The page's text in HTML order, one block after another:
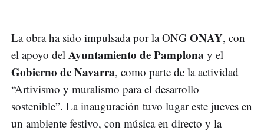
La obra ha sido impulsada por la ONG ONAY, con
el apoyo del Ayuntamiento de Pamplona y el
Gobierno de Navarra, como parte de la actividad
“Artivismo y muralismo para el desarrollo
sostenible”. La inauguración tuvo lugar este jueves en
un ambiente festivo, con música en directo y la